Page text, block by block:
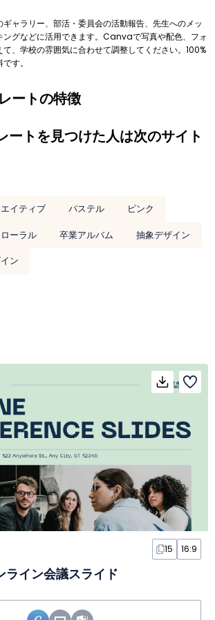
ャラリー、部活・委員会の活動報告、先生へのメッ
ングなどに活用できます。Canvaで写真や配色、フォ
、学校の雰囲気に合わせて調整してください。100%
す。
ートの特徴
ートを見つけた人は次のサイト
イティブ パステル
ピンク
ーラル 卒業アルバム
抽象デザイン
ン
15 16:9
ライン会議スライド